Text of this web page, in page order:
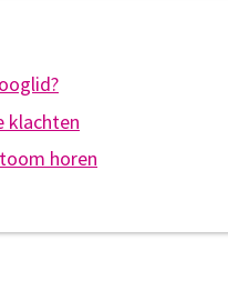
klachten
horen